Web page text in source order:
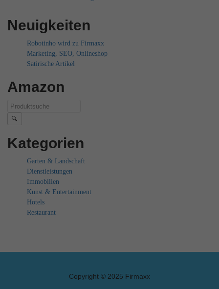
Neuigkeiten
Robotinho wird zu Firmaxx
Marketing, SEO, Onlineshop
Satirische Artikel
Amazon
🔍
Kategorien
Garten & Landschaft
Dienstleistungen
Immobilien
Kunst & Entertainment
Hotels
Restaurant
Copyright © 2025 Firmaxx